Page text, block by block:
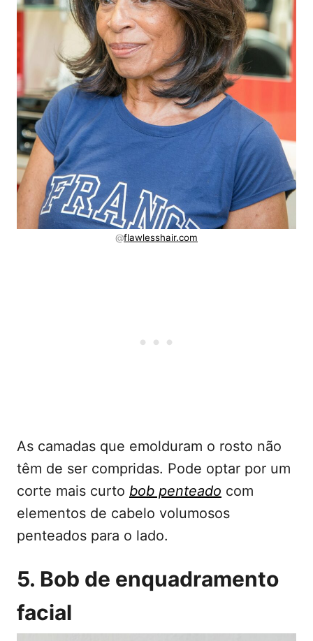
@flawlesshair.com
As camadas que emolduram o rosto não
têm de ser compridas. Pode optar por um
corte mais curto bob penteado com
elementos de cabelo volumosos
penteados para o lado.
5. Bob de enquadramento
facial